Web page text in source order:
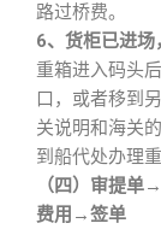
路过桥费。
6、货柜已进
重箱进入码头
口，或者移到
关说明和海关
到船代处办理
（四）审提
费用→签单